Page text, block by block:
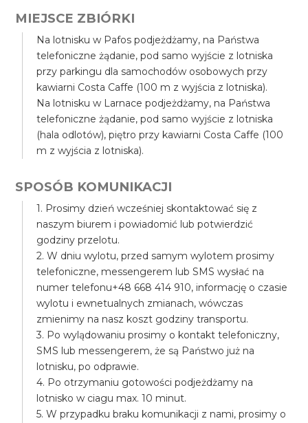
MIEJSCE ZBIÓRKI
Na lotnisku w Pafos podjeżdżamy, na Państwa
telefoniczne żądanie, pod samo wyjście z lotniska
przy parkingu dla samochodów osobowych przy
kawiarni Costa Caffe (100 m z wyjścia z lotniska).
Na lotnisku w Larnace podjeżdżamy, na Państwa
telefoniczne żądanie, pod samo wyjście z lotniska
(hala odlotów), piętro przy kawiarni Costa Caffe (100
m z wyjścia z lotniska).
SPOSÓB KOMUNIKACJI
1. Prosimy dzień wcześniej skontaktować się z
naszym biurem i powiadomić lub potwierdzić
godziny przelotu.
2. W dniu wylotu, przed samym wylotem prosimy
telefoniczne, messengerem lub SMS wysłać na
numer telefonu+48 668 414 910, informację o czasie
wylotu i ewnetualnych zmianach, wówczas
zmienimy na nasz koszt godziny transportu.
3. Po wylądowaniu prosimy o kontakt telefoniczny,
SMS lub messengerem, że są Państwo już na
lotnisku, po odprawie.
4. Po otrzymaniu gotowości podjeżdżamy na
lotnisko w ciagu max. 10 minut.
5. W przypadku braku komunikacji z nami, prosimy o